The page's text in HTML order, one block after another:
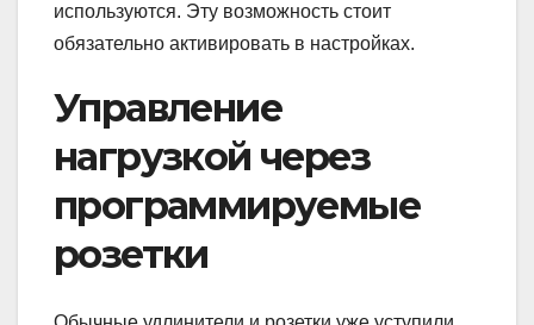
используются. Эту возможность стоит
обязательно активировать в настройках.
Управление
нагрузкой через
программируемые
розетки